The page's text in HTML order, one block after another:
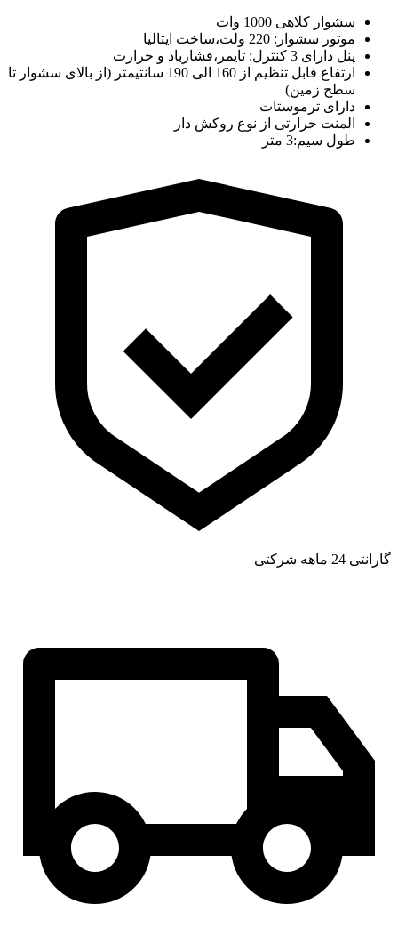
سشوار کلاهی 1000 وات
موتور سشوار: 220 ولت،ساخت ایتالیا
پنل دارای 3 کنترل: تایمر،فشارباد و حرارت
ارتفاع قابل تنظیم از 160 الی 190 سانتیمتر (از بالای سشوار تا
سطح زمین)
دارای ترموستات
المنت حرارتی از نوع روکش دار
طول سیم:3 متر
گارانتی 24 ماهه شرکتی